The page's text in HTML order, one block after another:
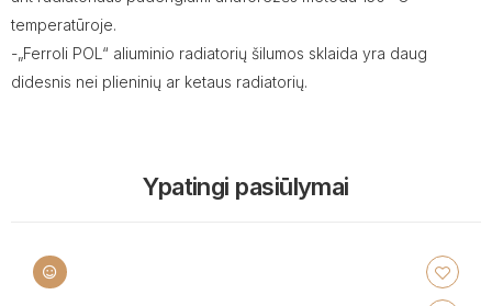
temperatūroje.
-„Ferroli POL“ aliuminio radiatorių šilumos sklaida yra daug
didesnis nei plieninių ar ketaus radiatorių.
Ypatingi pasiūlymai